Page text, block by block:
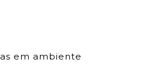
em ambiente